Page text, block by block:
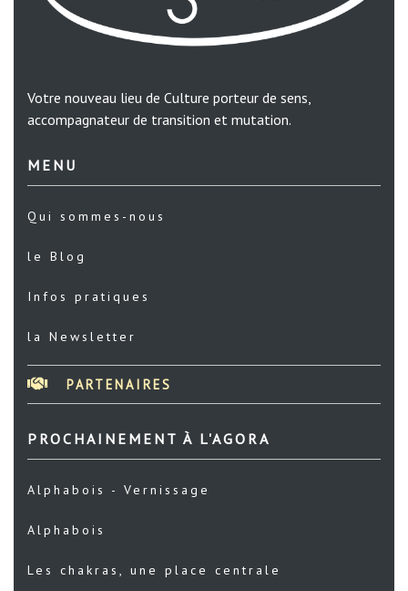
Votre nouveau lieu de Culture porteur de sens,
accompagnateur de transition et mutation.
MENU
Qui sommes-nous
le Blog
Infos pratiques
la Newsletter
PARTENAIRES
PROCHAINEMENT À L'AGORA
Alphabois - Vernissage
Alphabois
Les chakras, une place centrale